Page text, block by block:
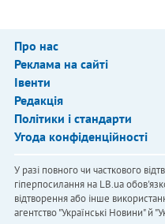
Про нас
Реклама на сайті
Івенти
Редакція
Політики і стандарти
Угода конфіденційності
У разі повного чи часткового
гіперпосилання на LB.ua
відтворення або інше
агентство "Українськi Новини" й